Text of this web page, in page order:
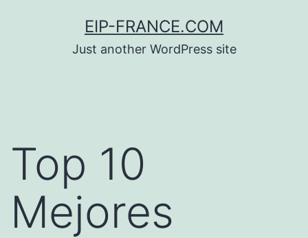
EIP-FRANCE.COM
Just another WordPress site
Top 10
Mejores